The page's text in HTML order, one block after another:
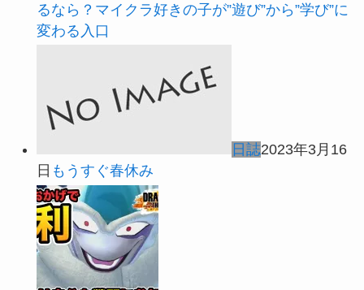
るなら？マイクラ好きの子が”遊び”から”学び”に
変わる入口
日誌2023年3月16
日 もうすぐ春休み